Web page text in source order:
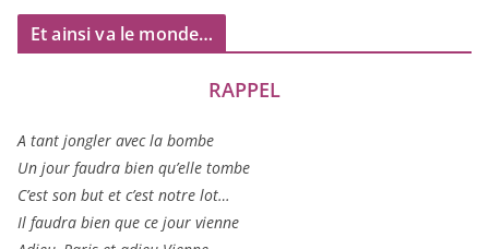
Et ainsi va le monde…
RAPPEL
A tant jon­gler avec la bombe
Un jour fau­dra bien qu’elle tombe
C’est son but et c’est notre lot…
Il fau­dra bien que ce jour vienne